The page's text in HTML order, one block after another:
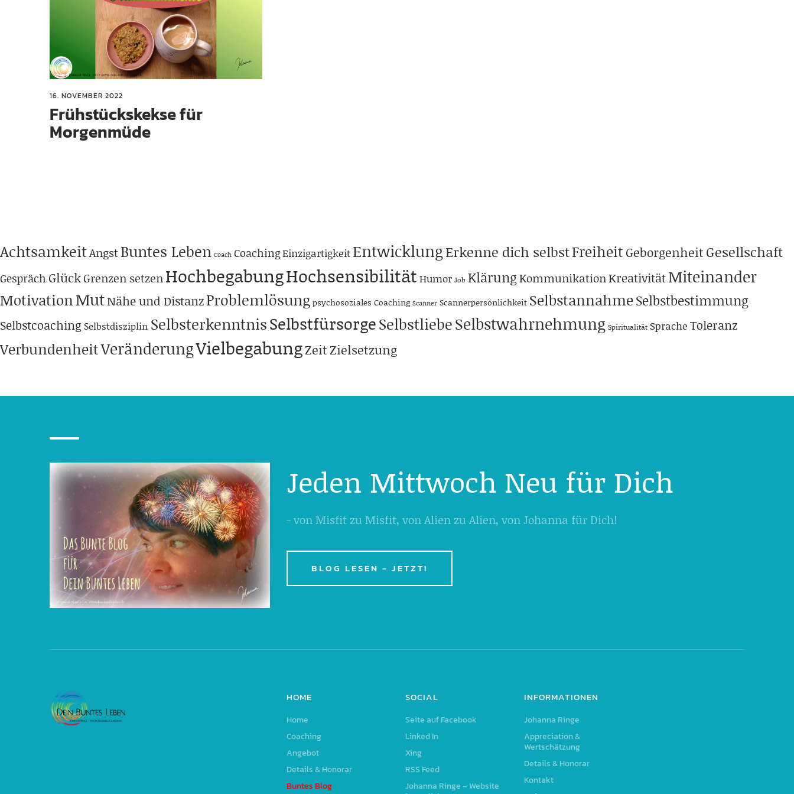
16. NOVEMBER 2022
Frühstückskekse für
Morgenmüde
AchtsamkeitAngstBuntes Leben Coach CoachingEinzigartigkeit EntwicklungErkenne dich selbstFreiheit Geborgenheit Gesellschaft
Gespräch GlückGrenzen setzenHochbegabungHochsensibilität Humor Job KlärungKommunikationKreativitätMiteinander
MotivationMutNähe und DistanzProblemlösungpsychosoziales Coaching Scanner Scannerpersönlichkeit SelbstannahmeSelbstbestimmung
Selbstcoaching Selbstdisziplin SelbsterkenntnisSelbstfürsorgeSelbstliebeSelbstwahrnehmung Spiritualität Sprache Toleranz
VerbundenheitVeränderungVielbegabungZeitZielsetzung
Jeden Mittwoch Neu für Dich
- von Misfit zu Misfit, von Alien zu Alien, von Johanna für Dich!
BLOG LESEN - JETZT!
HOME
Home
Coaching
Angebot
Details & Honorar
Buntes Blog
SOCIAL
Seite auf Facebook
Linked In
Xing
RSS Feed
Johanna Ringe – Website
INFORMATIONEN
Johanna Ringe
Appreciation &
Wertschätzung
Details & Honorar
Kontakt